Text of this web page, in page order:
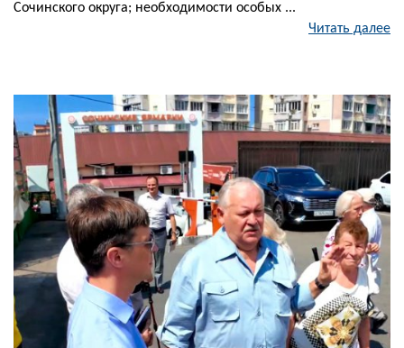
Сочинского округа; необходимости особых ...
Читать далее